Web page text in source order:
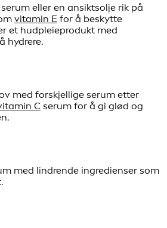
eller en ansiktsolje rik på
vitamin E for å beskytte
et hudpleieprodukt med
hydrere.
med forskjellige serum etter
C serum for å gi glød og
med lindrende ingredienser som